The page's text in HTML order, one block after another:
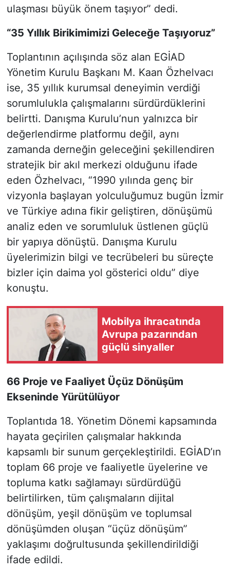
ulaşması büyük önem taşıyor” dedi.
“35 Yıllık Birikimimizi Geleceğe Taşıyoruz”
Toplantının açılışında söz alan EGİAD
Yönetim Kurulu Başkanı M. Kaan Özhelvacı
ise, 35 yıllık kurumsal deneyimin verdiği
sorumlulukla çalışmalarını sürdürdüklerini
belirtti. Danışma Kurulu’nun yalnızca bir
değerlendirme platformu değil, aynı
zamanda derneğin geleceğini şekillendiren
stratejik bir akıl merkezi olduğunu ifade
eden Özhelvacı, “1990 yılında genç bir
vizyonla başlayan yolculuğumuz bugün İzmir
ve Türkiye adına fikir geliştiren, dönüşümü
analiz eden ve sorumluluk üstlenen güçlü
bir yapıya dönüştü. Danışma Kurulu
üyelerimizin bilgi ve tecrübeleri bu süreçte
bizler için daima yol gösterici oldu” diye
konuştu.
Mobilya ihracatında
Avrupa pazarından
güçlü sinyaller
66 Proje ve Faaliyet Üçüz Dönüşüm
Ekseninde Yürütülüyor
Toplantıda 18. Yönetim Dönemi kapsamında
hayata geçirilen çalışmalar hakkında
kapsamlı bir sunum gerçekleştirildi. EGİAD’ın
toplam 66 proje ve faaliyetle üyelerine ve
topluma katkı sağlamayı sürdürdüğü
belirtilirken, tüm çalışmaların dijital
dönüşüm, yeşil dönüşüm ve toplumsal
dönüşümden oluşan “üçüz dönüşüm”
yaklaşımı doğrultusunda şekillendirildiği
ifade edildi.